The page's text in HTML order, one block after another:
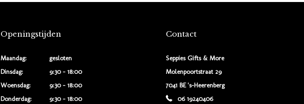
Openingstijden
Maandag:
Dinsdag:
Woensdag:
Donderdag:
gesloten
9:30 - 18:00
9:30 - 18:00
9:30 - 18:00
Contact
Seppies Gifts & More
Molenpoortstraat 29
7041 BE 's-Heerenberg
06 19240406